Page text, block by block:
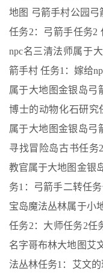
地图 弓箭手村公园弓
任务2：弓箭手任务2
npc名三清法师属于
箭手村 任务1：嫁给
属于大地图金银岛弓
博士的动物化石研究
属于大地图金银岛弓
寻找冒险岛古书任务
教官属于大地图金银
务1：弓箭手二转任
宝岛魔法丛林属于小
任务2：大师任务2任
名字哥布林大地图艾
法丛林任务1：艾文